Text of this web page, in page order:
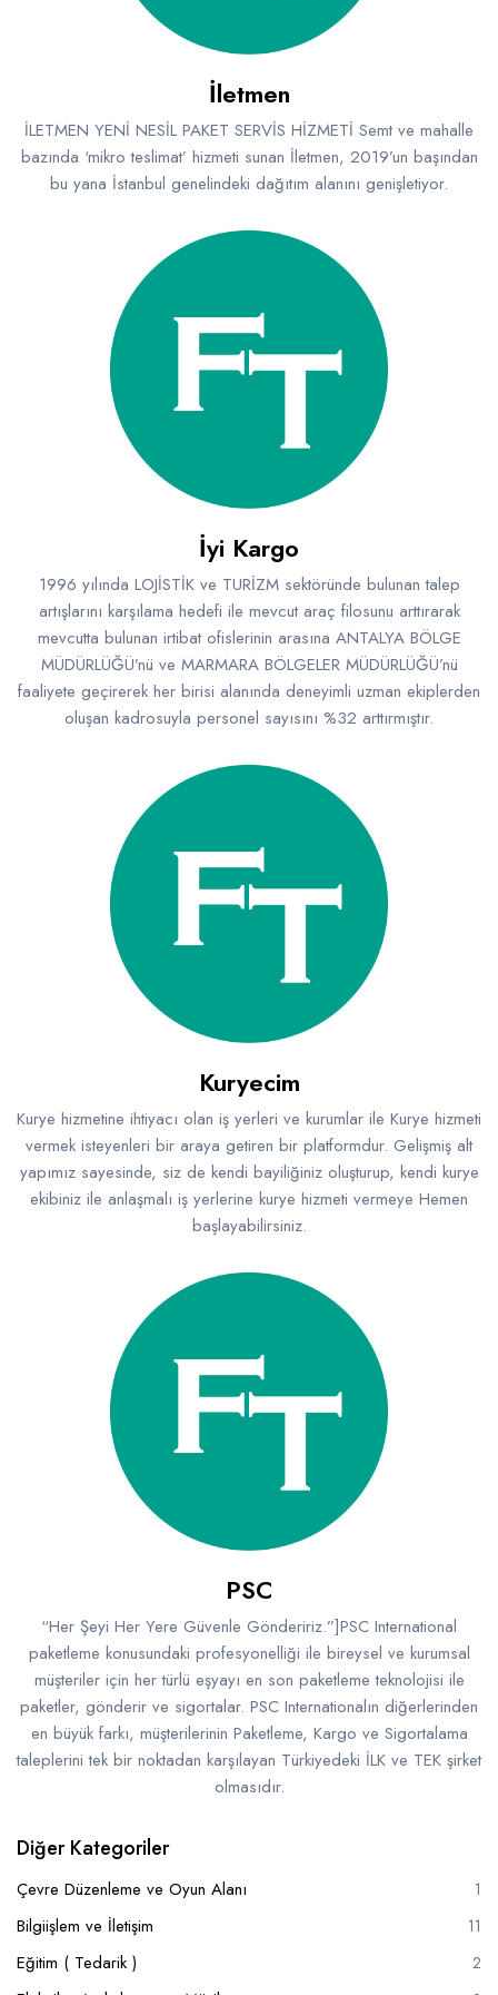
Raf ve Depo Sistemleri
Reklam - Tanıtım - PR ve İnternet
Seyahat - Rent A Car
Tabela - Dijital Baskı
İletmen
İLETMEN YENİ NESİL PAKET SERVİS HİZMETİ Semt ve mahalle
bazında ‘mikro teslimat’ hizmeti sunan İletmen, 2019’un başından
bu yana İstanbul genelindeki dağıtım alanını genişletiyor.
İyi Kargo
1996 yılında LOJİSTİK ve TURİZM sektöründe bulunan talep
artışlarını karşılama hedefi ile mevcut araç filosunu arttırarak
mevcutta bulunan irtibat ofislerinin arasına ANTALYA BÖLGE
MÜDÜRLÜĞÜ’nü ve MARMARA BÖLGELER MÜDÜRLÜĞÜ’nü
faaliyete geçirerek her birisi alanında deneyimli uzman ekiplerden
oluşan kadrosuyla personel sayısını %32 arttırmıştır.
Kuryecim
Kurye hizmetine ihtiyacı olan iş yerleri ve kurumlar ile Kurye hizmeti
vermek isteyenleri bir araya getiren bir platformdur. Gelişmiş alt
yapımız sayesinde, siz de kendi bayiliğiniz oluşturup, kendi kurye
ekibiniz ile anlaşmalı iş yerlerine kurye hizmeti vermeye Hemen
başlayabilirsiniz.
PSC
“Her Şeyi Her Yere Güvenle Göndeririz.”]PSC International
paketleme konusundaki profesyonelliği ile bireysel ve kurumsal
müşteriler için her türlü eşyayı en son paketleme teknolojisi ile
paketler, gönderir ve sigortalar. PSC Internationalın diğerlerinden
en büyük farkı, müşterilerinin Paketleme, Kargo ve Sigortalama
taleplerini tek bir noktadan karşılayan Türkiyedeki İLK ve TEK şirket
olmasıdır.
Diğer Kategoriler
Çevre Düzenleme ve Oyun Alanı 1
Bilgiişlem ve İletişim 11
Eğitim ( Tedarik ) 2